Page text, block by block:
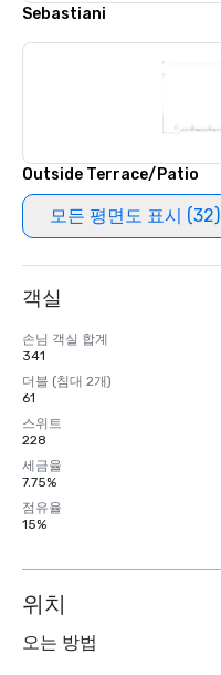
Sebastiani
Outside Terrace/Patio
모든 평면도 표시 (32)
객실
손님 객실 합계
341
더블 (침대 2개)
61
스위트
228
세금율
7.75%
점유율
15%
위치
오는 방법